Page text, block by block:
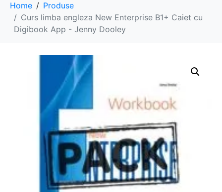
Home
Produse
Curs limba engleza New Enterprise B1+ Caiet cu
Digibook App - Jenny Dooley